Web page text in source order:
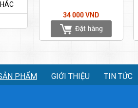
34 000 VND
PHẨM GIỚI THIỆU TIN TỨC